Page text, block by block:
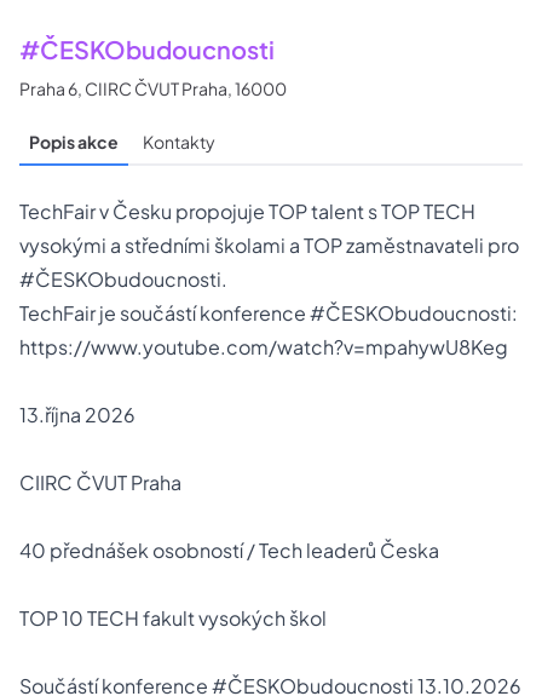
#ČESKObudoucnosti
Praha 6, CIIRC ČVUT Praha, 16000
Popis akce Kontakty
TechFair v Česku propojuje TOP talent s TOP TECH
vysokými a středními školami a TOP zaměstnavateli pro
#ČESKObudoucnosti.
TechFair je součástí konference #ČESKObudoucnosti:
https://www.youtube.com/watch?v=mpahywU8Keg
13.října 2026
CIIRC ČVUT Praha
40 přednášek osobností / Tech leaderů Česka
TOP 10 TECH fakult vysokých škol
Součástí konference #ČESKObudoucnosti 13.10.2026